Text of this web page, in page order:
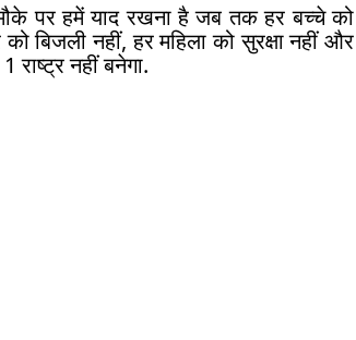
पर हमें याद रखना है जब तक हर बच्चे को
बिजली नहीं, हर महिला को सुरक्षा नहीं और
राष्ट्र नहीं बनेगा.